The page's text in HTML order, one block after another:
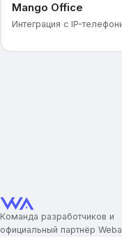
Mango Office
Интеграция с IP-
Команда разработчиков и
официальный партнёр